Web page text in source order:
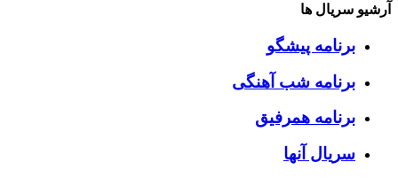
آرشیو سریال ها
برنامه پیشگو
برنامه شب آهنگی
برنامه همرفیق
سریال آنها